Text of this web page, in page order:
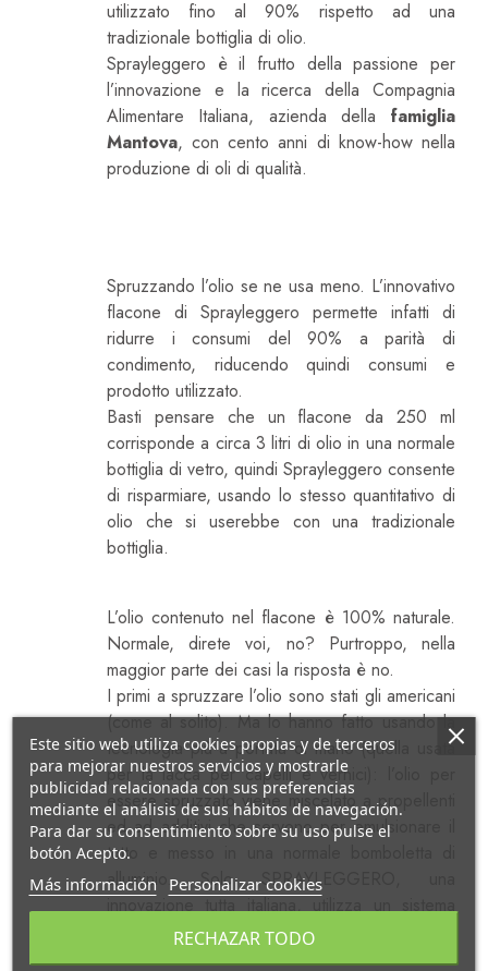
utilizzato fino al 90% rispetto ad una
tradizionale bottiglia di olio.
Sprayleggero è il frutto della passione per
l’innovazione e la ricerca della Compagnia
Alimentare Italiana, azienda della famiglia
Mantova, con cento anni di know-how nella
produzione di oli di qualità.
Spruzzando l’olio se ne usa meno. L’innovativo
flacone di Sprayleggero permette infatti di
ridurre i consumi del 90% a parità di
condimento, riducendo quindi consumi e
prodotto utilizzato.
Basti pensare che un flacone da 250 ml
corrisponde a circa 3 litri di olio in una normale
bottiglia di vetro, quindi Sprayleggero consente
di risparmiare, usando lo stesso quantitativo di
olio che si userebbe con una tradizionale
bottiglia.
L’olio contenuto nel flacone è 100% naturale.
Normale, direte voi, no? Purtroppo, nella
maggior parte dei casi la risposta è no.
I primi a spruzzare l’olio sono stati gli americani
(come al solito). Ma lo hanno fatto usando la
tecnologia più a portata di mano (quella usata
per la lacca per capelli e vernici): l’olio per
essere spruzzato viene miscelato a propellenti
ed ad additivi che servono per emulsionare il
tutto e messo in una normale bomboletta di
alluminio. Solo SPRAYLEGGERO, una
innovazione tutta italiana, utilizza un sistema
che permette di mantenere l’olio puro e
naturale al 100%. In un flacone
Este sitio web utiliza cookies propias y de terceros
para mejorar nuestros servicios y mostrarle
publicidad relacionada con sus preferencias
mediante el análisis de sus hábitos de navegación.
Para dar su consentimiento sobre su uso pulse el
botón Acepto.
Más información Personalizar cookies
RECHAZAR TODO